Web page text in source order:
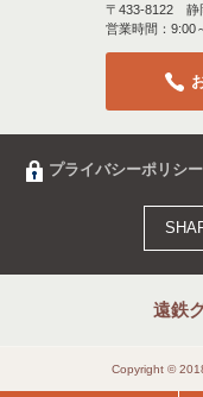
〒433-8122 静
営業時間：9:00
プライバシーポリシー
遠鉄
Copyright ©